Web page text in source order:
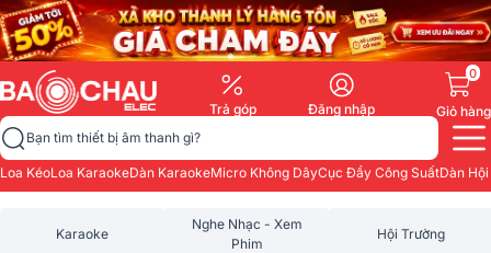
Trả góp Đăng nhập
0
Giỏ hàng
Bạn tìm thiết bị âm thanh gì?
Loa KéoLoa KaraokeDàn KaraokeMicro Không DâyCục Đẩy Công SuấtDàn
Karaoke
Nghe Nhạc - Xem
Phim
Hội Trường